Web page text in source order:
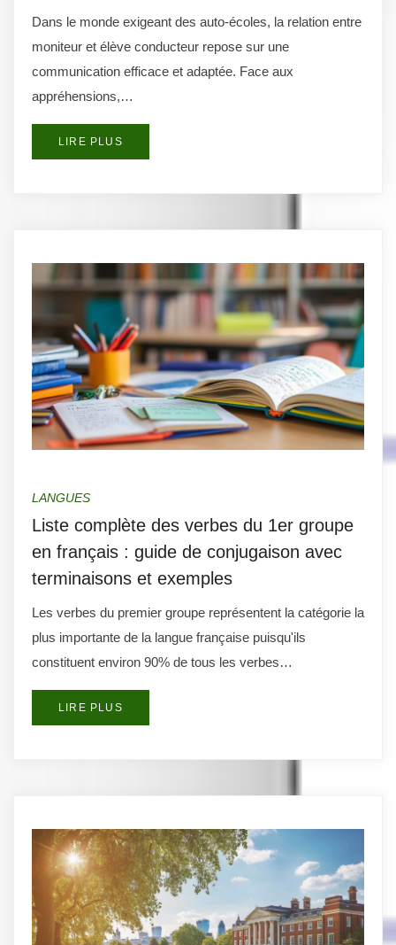
Dans le monde exigeant des auto-écoles, la relation entre
moniteur et élève conducteur repose sur une
communication efficace et adaptée. Face aux
appréhensions,…
LIRE PLUS
LANGUES
Liste complète des verbes du 1er groupe
en français : guide de conjugaison avec
terminaisons et exemples
Les verbes du premier groupe représentent la catégorie la
plus importante de la langue française puisqu'ils
constituent environ 90% de tous les verbes…
LIRE PLUS